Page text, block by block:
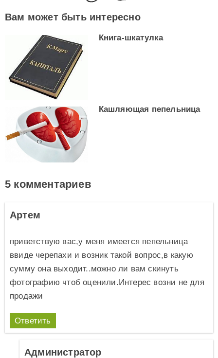
Вам может быть интересно
Книга-шкатулка
Кашляющая пепельница
5 комментариев
Артем
приветствую вас,у меня имеется пепельница
ввиде черепахи и возник такой вопрос,в какую
сумму она выходит..можно ли вам скинуть
фотографию чтоб оценили.Интерес возни не для
продажи
Ответить
Администратор